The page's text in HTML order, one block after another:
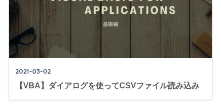
2021-03-02
【VBA】ダイアログを使ってCSVファイル読み込み